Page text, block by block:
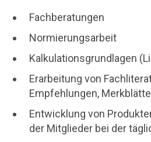
Fachberatungen
Normierungsarbeit
Kalkulationsgrundlagen
Erarbeitung von
Empfehlungen,
Entwicklung von
der Mitglieder bei der